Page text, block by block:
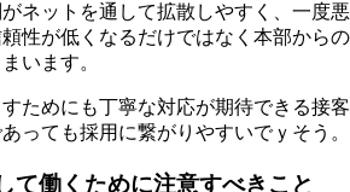
ネットを通して拡散しやすく、一度悪
性が低くなるだけではなく本部からの
います。
ためにも丁寧な対応が期待できる接客
っても採用に繋がりやすいでｙそう。
て働くために注意すべきこと